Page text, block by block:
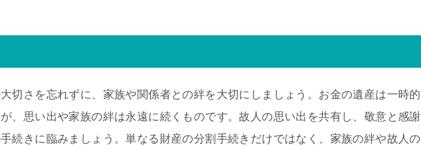
切さを忘れずに、家族や関係者との絆を大切にしましょう。お金の遺産は一時的
、思い出や家族の絆は永遠に続くものです。故人の思い出を共有し、敬意と感謝
続きに臨みましょう。単なる財産の分割手続きだけではなく、家族の絆や故人の